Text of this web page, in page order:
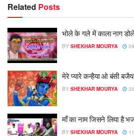
Related Posts
भोले के गले में काला नाग
BY SHEKHAR MOURYA
मेरे प्यारे कन्हैया ओ बंसी
BY SHEKHAR MOURYA
माँ का नाम जिसने लिया है
BY SHEKHAR MOURYA